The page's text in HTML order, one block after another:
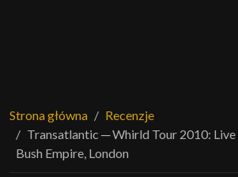
Strona główna
Recenzje
Transatlantic ─ Whirld Tour 2010: Live
Bush Empire, London